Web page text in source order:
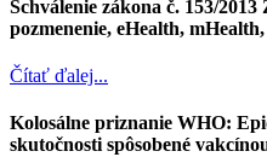
Schválenie zákona č. 153/
pozmenenie, eHealth,
Čítať ďalej...
Kolosálne priznanie WHO:
skutočnosti spôsobené